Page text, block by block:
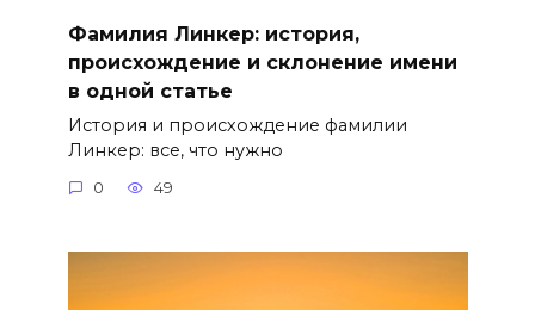
Фамилия Линкер: история,
происхождение и склонение имени
в одной статье
История и происхождение фамилии
Линкер: все, что нужно
0 49